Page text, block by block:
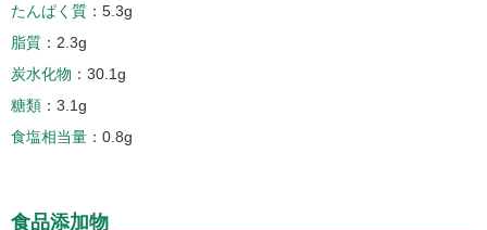
たんぱく質
5.3g
脂質
2.3g
炭水化物
30.1g
糖類
3.1g
食塩相当量
0.8g
食品添加物